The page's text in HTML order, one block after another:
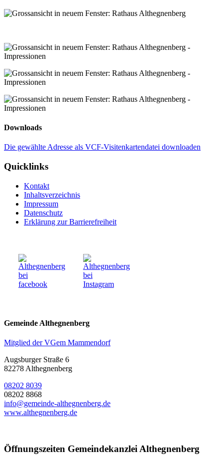
Downloads
Die gewählte Adresse als VCF-Visitenkartendatei downloaden
Quicklinks
Kontakt
Inhaltsverzeichnis
Impressum
Datenschutz
Erklärung zur Barrierefreiheit
Gemeinde Althegnenberg
Mitglied der VGem Mammendorf
Augsburger Straße 6
82278 Althegnenberg
08202 8039
08202 8868
info@gemeinde-althegnenberg.de
www.althegnenberg.de
Öffnungszeiten Gemeindekanzlei Althegnenberg